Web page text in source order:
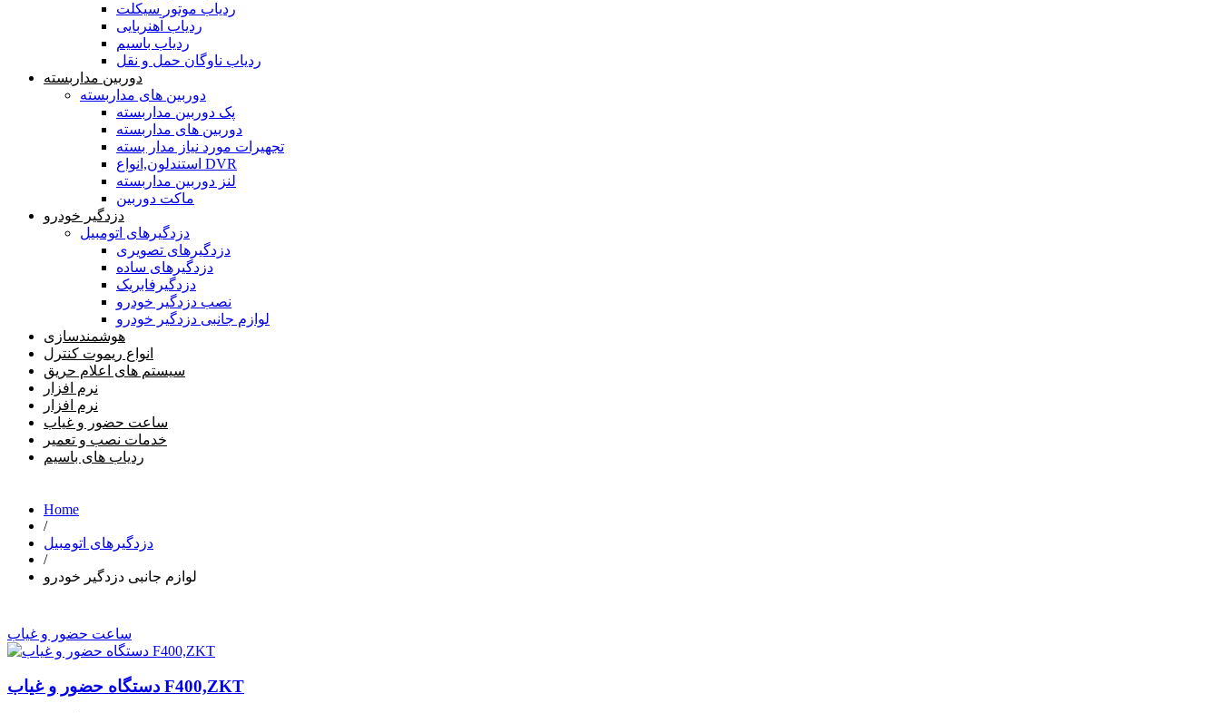
ردیاب موتور سیکلت
ردیاب آهنربایی
ردیاب باسیم
ردیاب ناوگان حمل و نقل
دوربین مداربسته
دوربین های مداربسته
پک دوربین مداربسته
دوربین های مداربسته
تجهیرات مورد نیاز مدار بسته
استندلون,انواع DVR
لنز دوربین مداربسته
ماکت دوربین
دزدگیر خودرو
دزدگیرهای اتومبیل
دزدگیرهای تصویری
دزدگیرهای ساده
دزدگیرفابریک
نصب دزدگیر خودرو
لوازم جانبی دزدگیر خودرو
هوشمندسازی
انواع ریموت کنترل
سیستم های اعلام حریق
نرم افزار
نرم افزار
ساعت حضور و غیاب
خدمات نصب و تعمیر
ردیاب های باسیم
Home
/
دزدگیرهای اتومبیل
/
لوازم جانبی دزدگیر خودرو
ساعت حضور و غیاب
دستگاه حضور و غیاب F400,ZKT